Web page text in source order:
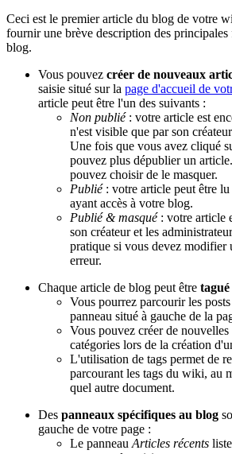
Ceci est le premier article du blog de votre
fournir une brève description des
blog.
Vous pouvez créer de nouveaux
saisie situé sur la page d'accueil de
article peut être l'un des suivants :
Non publié: votre article est
n'est visible que par son
Une fois que vous avez cliqué
pouvez plus dépublier un
pouvez choisir de le masquer.
Publié: votre article peut être lu
ayant accès à votre blog.
Publié & masqué: votre article
son créateur et les
pratique si vous devez modifier
erreur.
Chaque article de blog peut être tagué
Vous pourrez parcourir les
panneau situé à gauche de la
Vous pouvez créer de nouvelles
catégories lors de la création
L'utilisation de tags permet de
parcourant les tags du wiki, au
quel autre document.
Des panneaux spécifiques au blog
gauche de votre page :
Le panneau Articles récents